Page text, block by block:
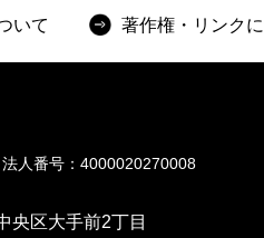
いて 著作権・リンク
法人番号：4000020270008
央区大手前2丁目